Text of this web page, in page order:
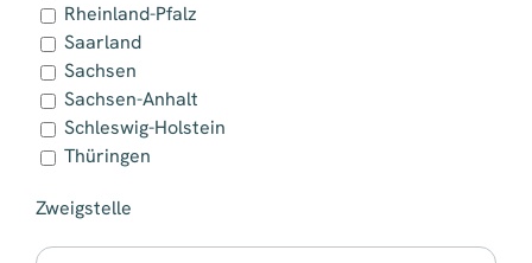
Rheinland-Pfalz
Saarland
Sachsen
Sachsen-Anhalt
Schleswig-Holstein
Thüringen
Zweigstelle